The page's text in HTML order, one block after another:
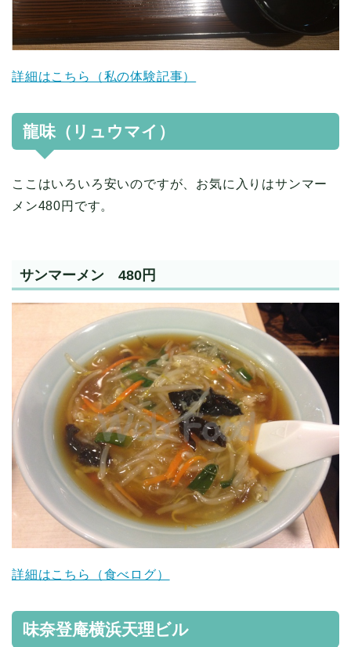
詳細はこちら（私の体験記事）
龍味（リュウマイ）
ここはいろいろ安いのですが、お気に入りはサンマー
メン480円です。
サンマーメン 480円
詳細はこちら（食べログ）
味奈登庵横浜天理ビル